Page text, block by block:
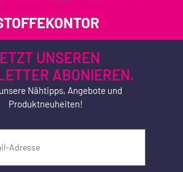
UNSEREN
ABONIEREN.
Nähtipps, Angebote und
Produktneuheiten!